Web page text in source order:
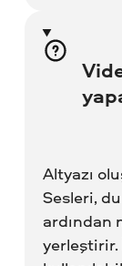
Altyazı
Sesleri,
ardından
yerleştirir.